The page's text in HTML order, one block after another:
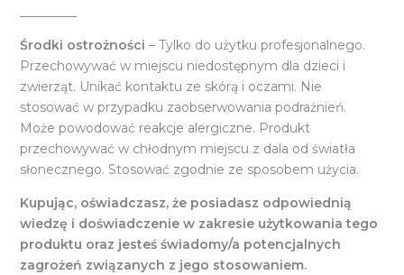
Środki ostrożności – Tylko do użytku profesjonalnego.
Przechowywać w miejscu niedostępnym dla dzieci i
zwierząt. Unikać kontaktu ze skórą i oczami. Nie
stosować w przypadku zaobserwowania podrażnień.
Może powodować reakcje alergiczne. Produkt
przechowywać w chłodnym miejscu z dala od światła
słonecznego. Stosować zgodnie ze sposobem użycia.
Kupując, oświadczasz, że posiadasz odpowiednią
wiedzę i doświadczenie w zakresie użytkowania tego
produktu oraz jesteś świadomy/a potencjalnych
zagrożeń związanych z jego stosowaniem.